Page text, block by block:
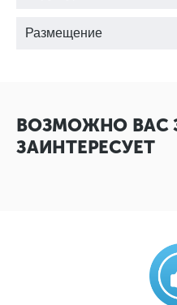
Размещение
ВОЗМОЖНО ВАС
ЗАИНТЕРЕСУЕТ